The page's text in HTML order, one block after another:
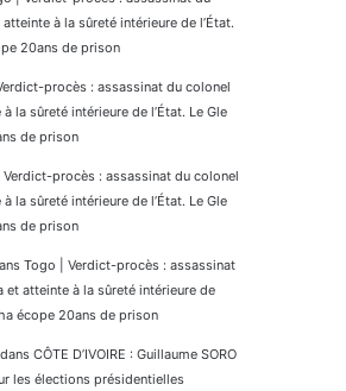
à la sûreté intérieure de l’État.
20ans de prison
procès : assassinat du colonel
la sûreté intérieure de l’État. Le Gle
de prison
procès : assassinat du colonel
la sûreté intérieure de l’État. Le Gle
de prison
Togo | Verdict-procès : assassinat
atteinte à la sûreté intérieure de
écope 20ans de prison
dans CÔTE D’IVOIRE : Guillaume SORO
les élections présidentielles